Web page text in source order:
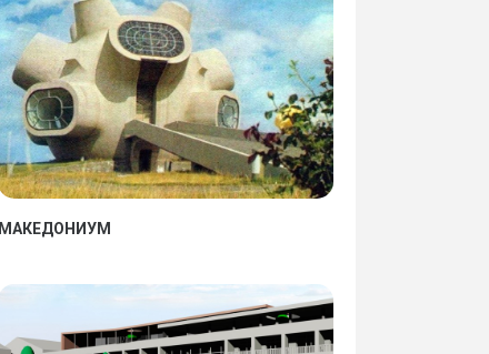
МАКЕДОНИУМ